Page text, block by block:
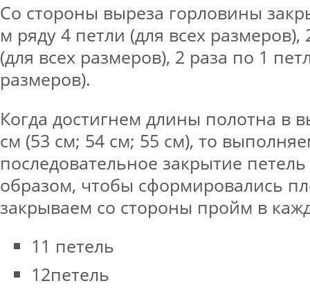
Со стороны выреза горловины
м ряду 4 петли (для всех размеров),
(для всех размеров), 2 раза по 1
размеров).
Когда достигнем длины полотна в
см (53 см; 54 см; 55 см), то
последовательное закрытие
образом, чтобы сформировались
закрываем со стороны пройм в
11 петель
12петель